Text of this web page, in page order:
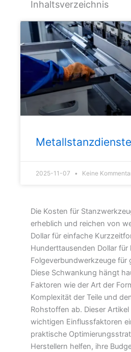
Inhaltsverzeichnis
Metallstanzdienste
2025-11-07 Keine
Die Kosten für
erheblich und reichen von
Dollar für einfache
Hunderttausenden Dollar für
Folgeverbundwerkzeuge für
Diese Schwankung hängt
Faktoren wie der Art der
Komplexität der Teile und
Rohstoffen ab. Dieser
wichtigen Einflussfaktoren
praktische
Herstellern helfen, ihre